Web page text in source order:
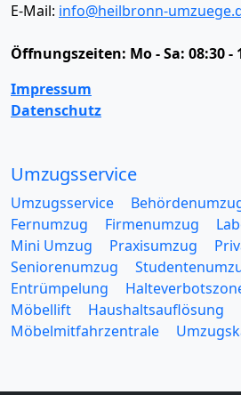
E-Mail: info@heilbronn-
Öffnungszeiten: Mo - Sa: 08:30 -
Impressum
Datenschutz
Umzugsservice
Umzugsservice
Fernumzug
Firmenumzug
Mini Umzug
Praxisumzug
Seniorenumzug
Entrümpelung
Möbellift
Haushaltsauflösung
Möbelmitfahrzentrale